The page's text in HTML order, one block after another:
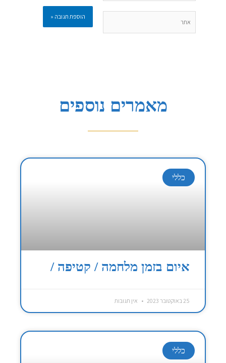
מאמרים נוספים
כללי
איום בזמן מלחמה / קטיפה /
25 באוקטובר 2023 אין תגובות
כללי